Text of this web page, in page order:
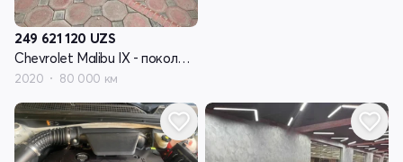
249 621 120 UZS
Chevrolet Malibu IX - поколение рестайлинг
2020 80 000 км